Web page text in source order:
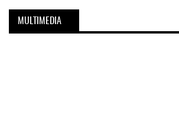
MULTIMEDIA